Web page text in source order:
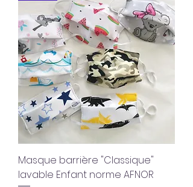
Masque barrière "Classique"
lavable Enfant norme AFNOR